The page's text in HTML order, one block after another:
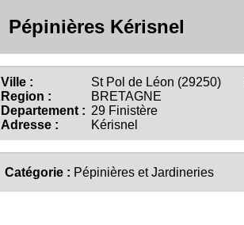
Pépinières Kérisnel
Ville :
St Pol de Léon (29250)
Region :
BRETAGNE
Departement : 29 Finistère
Adresse :
Kérisnel
Catégorie : Pépinières et Jardineries